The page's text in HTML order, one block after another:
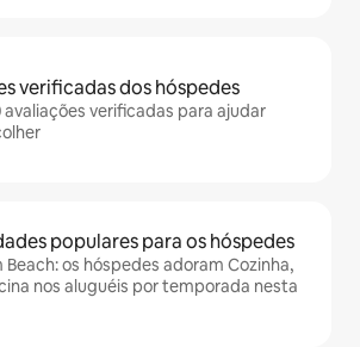
verificadas dos hóspedes
avaliações verificadas para ajudar
populares para os hóspedes
Beach: os hóspedes adoram Cozinha,
nos aluguéis por temporada nesta